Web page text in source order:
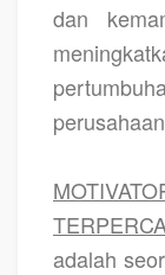
dan
adalah